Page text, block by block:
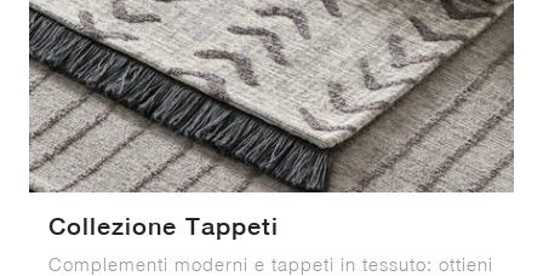
Collezione Tappeti
Complementi moderni e tappeti in tessuto: ottieni